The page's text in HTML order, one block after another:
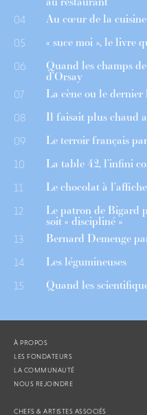
04 Au cœur de la
05 « suce moi », le livre
06 Quand les champs
d’Orsay
07 La cène ou le dernier
08 Il faisait plus chaud
09 Le terroir français
10 La table 42, l’infini
11 Le chocolat à l’affiche
12 Le patron de Bigard
soit « discipliné »
13 Bernard Demenge
14 Les légumineuses
15 Quand les
À PROPOS
LES FONDATEURS
LA COMMUNAUTÉ
NOUS REJOINDRE
CHEFS & ARTISTES ASSOCIÉS